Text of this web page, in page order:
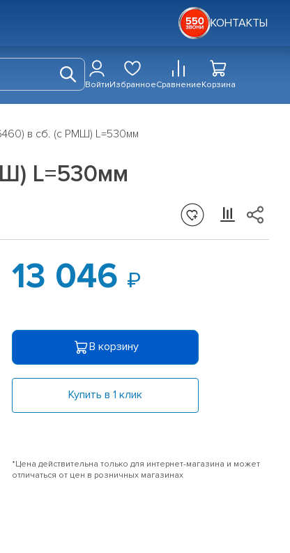
КОНТАКТЫ
ВойтиИзбранноеСравнениеКорзина
в сб. (с РМШ) L=530мм
L=530мм
13 046
В корзину
Купить в 1 клик
*Цена действительна только для интернет-магазина и может
отличаться от цен в розничных магазинах